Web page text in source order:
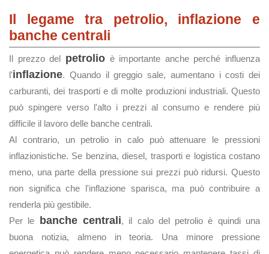
Il legame tra petrolio, inflazione e
banche centrali
Il prezzo del petrolioè importante anche perché influenza
l'inflazione. Quando il greggio sale, aumentano i costi dei
carburanti, dei trasporti e di molte produzioni industriali. Questo
può spingere verso l'alto i prezzi al consumo e rendere più
difficile il lavoro delle banche centrali.
Al contrario, un petrolio in calo può attenuare le pressioni
inflazionistiche. Se benzina, diesel, trasporti e logistica costano
meno, una parte della pressione sui prezzi può ridursi. Questo
non significa che l'inflazione sparisca, ma può contribuire a
renderla più gestibile.
Per le
banche centrali, il calo del petrolio è quindi una
buona notizia, almeno in teoria. Una minore pressione